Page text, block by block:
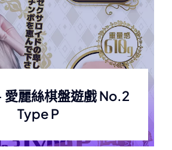
愛麗絲棋盤遊戲 No.2
Type P